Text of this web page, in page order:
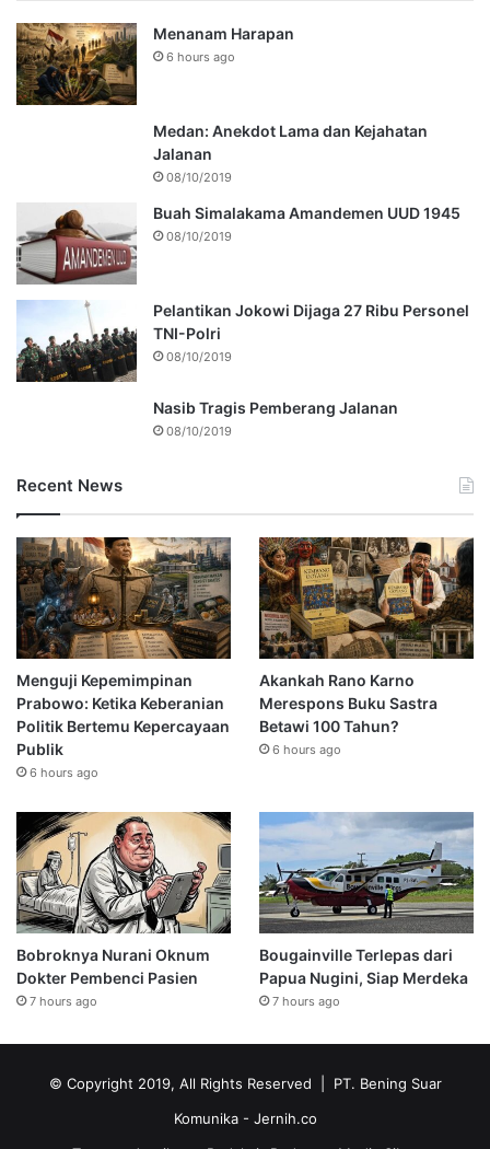
Menanam Harapan
6 hours ago
Medan: Anekdot Lama dan Kejahatan
Jalanan
08/10/2019
Buah Simalakama Amandemen UUD 1945
08/10/2019
Pelantikan Jokowi Dijaga 27 Ribu Personel
TNI-Polri
08/10/2019
Nasib Tragis Pemberang Jalanan
08/10/2019
Recent News
Menguji Kepemimpinan
Prabowo: Ketika Keberanian
Politik Bertemu Kepercayaan
Publik
6 hours ago
Akankah Rano Karno
Merespons Buku Sastra
Betawi 100 Tahun?
6 hours ago
Bobroknya Nurani Oknum
Dokter Pembenci Pasien
7 hours ago
Bougainville Terlepas dari
Papua Nugini, Siap Merdeka
7 hours ago
© Copyright 2019, All Rights Reserved | PT. Bening Suar
Komunika - Jernih.co